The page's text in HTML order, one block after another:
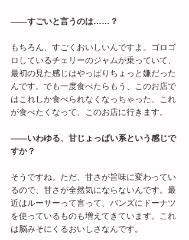
――すごいと言うのは……？
もちろん、すごくおいしいんですよ。ゴロゴ
ロしているチェリーのジャムが乗っていて、
最初の見た感じはやっぱりちょっと嫌だった
んです。でも一度食べたらもう、このお店で
はこれしか食べられなくなっちゃった。これ
が食べたくなって、このお店に行きます。
――いわゆる、甘じょっぱい系という感じで
すか？
そうですね。ただ、甘さが旨味に変わってい
るので、甘さが全然気にならないんです。最
近はルーサーって言って、バンズにドーナツ
を使っているものも増えてきています。これ
は脳みそにくるおいしさなんです。